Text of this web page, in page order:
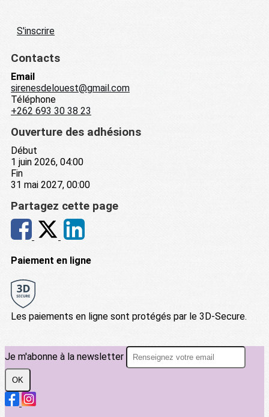
S'inscrire
Contacts
Email
sirenesdelouest@gmail.com
Téléphone
+262 693 30 38 23
Ouverture des adhésions
Début
1 juin 2026, 04:00
Fin
31 mai 2027, 00:00
Partagez cette page
Paiement en ligne
Les paiements en ligne sont protégés par le 3D-Secure.
Je m'abonne à la newsletter
OK